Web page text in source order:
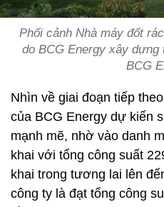
Phối cảnh Nhà máy đốt
do BCG Energy xây dựng
BCG
Nhìn về giai đoạn tiếp
của BCG Energy dự kiến
mạnh mẽ, nhờ vào danh
khai với tổng công suất
khai trong tương lai lên
công ty là đạt tổng công